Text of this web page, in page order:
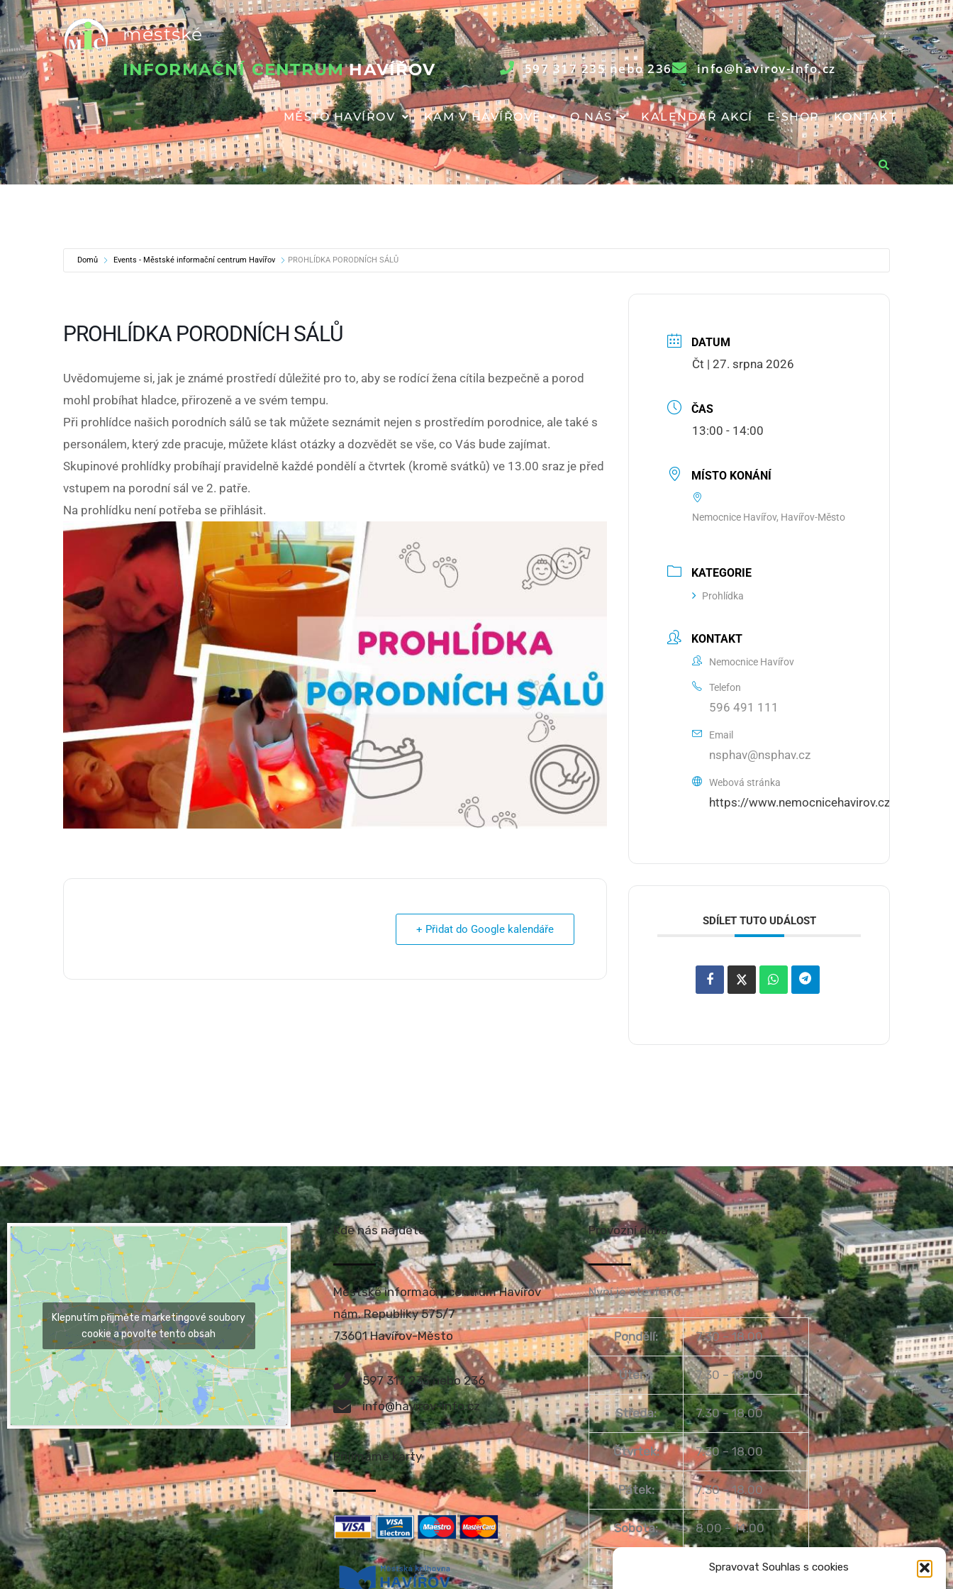
Spravovat Souhlas s cookies
Přeskočit
na
obsah
městské
INFORMAČNÍ CENTRUM HAVÍŘOV 597 317 235 nebo 236 info@havirov-info.cz
MĚSTO HAVÍŘOV KAM V HAVÍŘOVĚ O NÁS KALENDÁŘ AKCÍ E-SHOP KONTAKT
Domů Events - Městské informační centrum Havířov PROHLÍDKA PORODNÍCH SÁLŮ
PROHLÍDKA PORODNÍCH SÁLŮ
Uvědomujeme si, jak je známé prostředí důležité pro to, aby se rodící žena cítila bezpečně a porod
mohl probíhat hladce, přirozeně a ve svém tempu.
Při prohlídce našich porodních sálů se tak můžete seznámit nejen s prostředím porodnice, ale také s
personálem, který zde pracuje, můžete klást otázky a dozvědět se vše, co Vás bude zajímat.
Skupinové prohlídky probíhají pravidelně každé pondělí a čtvrtek (kromě svátků) ve 13.00 sraz je před
vstupem na porodní sál ve 2. patře.
Na prohlídku není potřeba se přihlásit.
+ Přidat do Google kalendáře
DATUM
Čt | 27. srpna 2026
ČAS
13:00 - 14:00
MÍSTO KONÁNÍ
Nemocnice Havířov, Havířov-Město
KATEGORIE
Prohlídka
KONTAKT
Nemocnice Havířov
Telefon
596 491 111
Email
nsphav@nsphav.cz
Webová stránka
https://www.nemocnicehavirov.cz/
SDÍLET TUTO UDÁLOST
Klepnutím přijměte marketingové soubory
cookie a povolte tento obsah
Kde nás najdete
Městské informační centrum Havířov
nám. Republiky 575/7
73601 Havířov-Město
597 317 235 nebo 236
info@havirov-info.cz
Přijímáme karty
Provozní doba
Nyní je otevřeno.
Pondělí: 7.30 – 18.00
Úterý: 7.30 – 18.00
Středa: 7.30 – 18.00
Čtvrtek: 7.30 – 18.00
Pátek: 7.30 – 18.00
Sobota: 8.00 – 14.00
Zavřeno